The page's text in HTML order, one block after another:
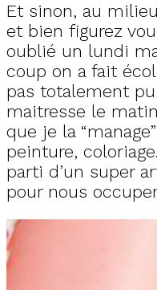
Et sinon, au
et bien figurez
oublié un lundi
coup on a fait
pas totalement
maitresse le
que je la
peinture,
parti d’un super
pour nous